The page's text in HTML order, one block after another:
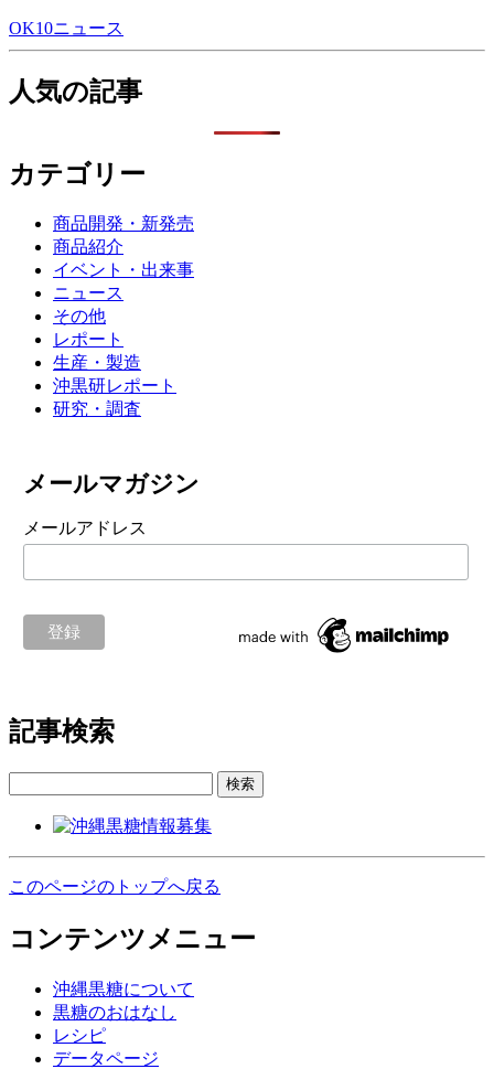
OK10ニュース
人気の記事
カテゴリー
商品開発・新発売
商品紹介
イベント・出来事
ニュース
その他
レポート
生産・製造
沖黒研レポート
研究・調査
メールマガジン
メールアドレス
記事検索
検索
このページのトップへ戻る
コンテンツメニュー
沖縄黒糖について
黒糖のおはなし
レシピ
データページ